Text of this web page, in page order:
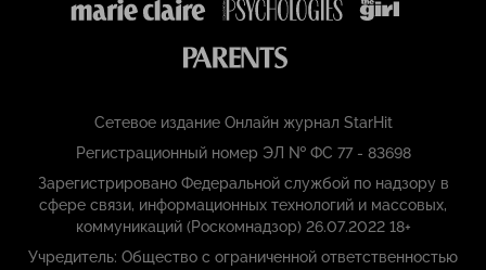
Сетевое издание Онлайн журнал StarHit
Регистрационный номер ЭЛ № ФС 77 - 83698
Зарегистрировано Федеральной службой по надзору в
сфере связи, информационных технологий и массовых,
коммуникаций (Роскомнадзор) 26.07.2022 18+
Учредитель: Общество с ограниченной ответственностью